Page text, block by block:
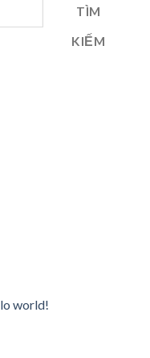
TÌM
KIẾM
world!